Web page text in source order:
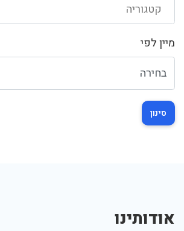
קטגוריה
מיין לפי
סינון
אודותינו